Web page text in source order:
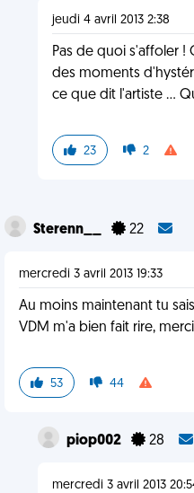
jeudi 4 avril 2013 2:38
Pas de quoi s'affoler
des moments
ce que dit l'artiste ...
23 2
Sterenn__ 22
mercredi 3 avril 2013 19:33
Au moins maintenant tu
VDM m'a bien fait rire,
53 44
piop002 28
mercredi 3 avril 2013